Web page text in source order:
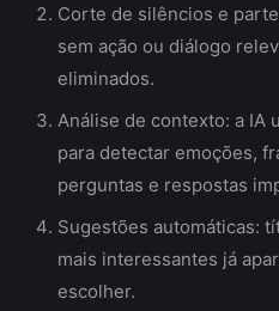
Corte de silêncios e
sem ação ou diálogo
eliminados.
Análise de contexto: a IA
para detectar emoções,
perguntas e respostas
Sugestões automáticas:
mais interessantes já
escolher.